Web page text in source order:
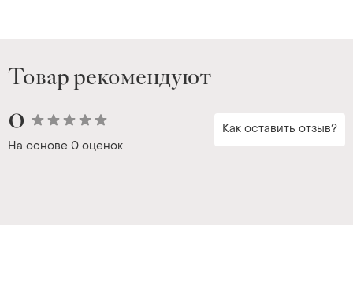
Товар рекомендуют
0
На основе 0 оценок
Как оставить отзыв?